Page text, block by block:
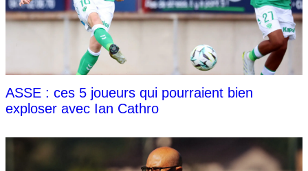
ASSE : ces 5 joueurs qui pourraient bien
exploser avec Ian Cathro